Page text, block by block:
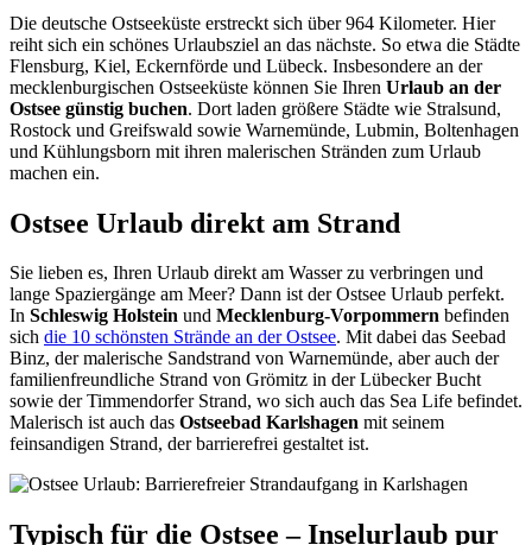
Die deutsche Ostseeküste erstreckt sich über 964 Kilometer. Hier
reiht sich ein schönes Urlaubsziel an das nächste. So etwa die Städte
Flensburg, Kiel, Eckernförde und Lübeck. Insbesondere an der
mecklenburgischen Ostseeküste können Sie Ihren Urlaub an der
Ostsee günstig buchen. Dort laden größere Städte wie Stralsund,
Rostock und Greifswald sowie Warnemünde, Lubmin, Boltenhagen
und Kühlungsborn mit ihren malerischen Stränden zum Urlaub
machen ein.
Ostsee Urlaub direkt am Strand
Sie lieben es, Ihren Urlaub direkt am Wasser zu verbringen und
lange Spaziergänge am Meer? Dann ist der Ostsee Urlaub perfekt.
In Schleswig Holstein und Mecklenburg-Vorpommern befinden
sich die 10 schönsten Strände an der Ostsee. Mit dabei das Seebad
Binz, der malerische Sandstrand von Warnemünde, aber auch der
familienfreundliche Strand von Grömitz in der Lübecker Bucht
sowie der Timmendorfer Strand, wo sich auch das Sea Life befindet.
Malerisch ist auch das Ostseebad Karlshagen mit seinem
feinsandigen Strand, der barrierefrei gestaltet ist.
Typisch für die Ostsee – Inselurlaub pur